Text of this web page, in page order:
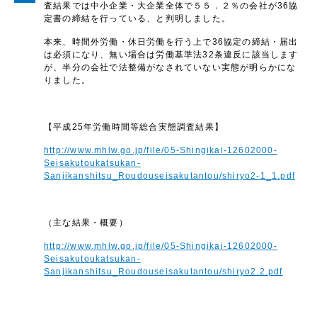
査結果では中小企業・大企業全体で５５．２％の会社が36協
定書の締結を行っている、と判明しました。
本来、時間外労働・休日労働を行う上で36協定の締結・届出
は必須になり、無い場合は労働基準法32条違反に該当します
が、半分の会社で法整備がなされていない実態が明らかにな
りました。
【平成25年労働時間等総合実態調査結果】
http://www.mhlw.go.jp/file/05-Shingikai-12602000-
Seisakutoukatsukan-
Sanjikanshitsu_Roudouseisakutantou/shiryo2-1_1.pdf
（主な結果・概要）
http://www.mhlw.go.jp/file/05-Shingikai-12602000-
Seisakutoukatsukan-
Sanjikanshitsu_Roudouseisakutantou/shiryo2.2.pdf